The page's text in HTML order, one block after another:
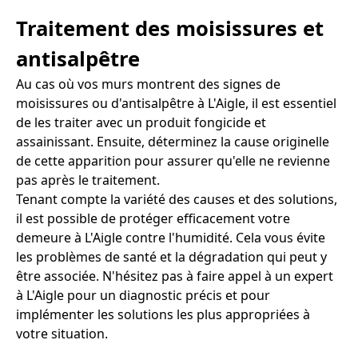
Traitement des moisissures et
antisalpêtre
Au cas où vos murs montrent des signes de
moisissures ou d'antisalpêtre à L'Aigle, il est essentiel
de les traiter avec un produit fongicide et
assainissant. Ensuite, déterminez la cause originelle
de cette apparition pour assurer qu'elle ne revienne
pas après le traitement.
Tenant compte la variété des causes et des solutions,
il est possible de protéger efficacement votre
demeure à L'Aigle contre l'humidité. Cela vous évite
les problèmes de santé et la dégradation qui peut y
être associée. N'hésitez pas à faire appel à un expert
à L'Aigle pour un diagnostic précis et pour
implémenter les solutions les plus appropriées à
votre situation.